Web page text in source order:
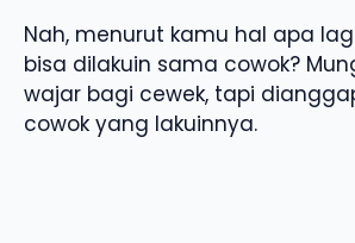
Nah, menurut kamu hal apa
bisa dilakuin sama cowok?
wajar bagi cewek, tapi
cowok yang lakuinnya.